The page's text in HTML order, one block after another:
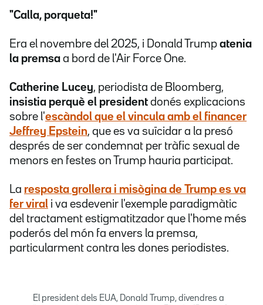
"Calla, porqueta!"
Era el novembre del 2025, i Donald Trump atenia
la premsa a bord de l'Air Force One.
Catherine Lucey, periodista de Bloomberg,
insistia perquè el president donés explicacions
sobre l'escàndol que el vincula amb el financer
Jeffrey Epstein, que es va suïcidar a la presó
després de ser condemnat per tràfic sexual de
menors en festes on Trump hauria participat.
La resposta grollera i misògina de Trump es va
fer viral i va esdevenir l'exemple paradigmàtic
del tractament estigmatitzador que l'home més
poderós del món fa envers la premsa,
particularment contra les dones periodistes.
El president dels EUA, Donald Trump, divendres a